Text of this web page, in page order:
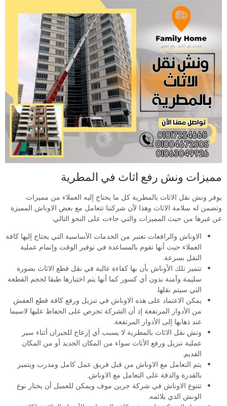
مميزات ونش رفع اثاث في المطرية
يوفر ونش نقل الاثاث بالمطرية كل ما يحتاج إليه العملاء من مميزات
وتضمن له سلامة الاثاث وهذا لأن شركتنا تتعامل مع بعض الاوناش المميزة
عن غيرها من حيث المميزات والتي جاءت على النحو التالي:
الاوناش والرافعات تعتبر من الخدمات الأساسية التي يحتاج إليها كافة
العملاء حيث أنها تقوم بالمساعدة في توفير الوقت وإتمام عملية
النقل بسرعة.
تتميز تلك الأوناش بأن بها كفاءة عالية في نقل قطع الاثاث بصورة
سليمة وآمنة بدون أي كسور كما أنها يتم اختيارها طبقا لحجم القطعة
التي سيتم نقلها.
يمكن الاعتماد على هذه الاوناش في تنزيل ورفع كافة قطع العفش
من الأدوار المرتفعة إذ أن الشركة تحرص على الحفاظ عليها لاسيما
عند ذهابها إلى الأدوار المرتفعة.
ونش نقل الاثاث بالمطرية لا يسبب أي إزعاج للجيران أثناء سير
عملية تنزيل ورفع الأثاث سواء من المكان الجديد أو من المكان
القديم.
يتم التعامل مع الاوناش من قبل فريق عمل كامل ومدرب ويتميز
بالقدرة والدقة على التعامل مع الاوناش.
تتنوع الاوناش في شركة جرين موف ويمكن للعميل أن يختار نوع
الونش الذي يلائمه.